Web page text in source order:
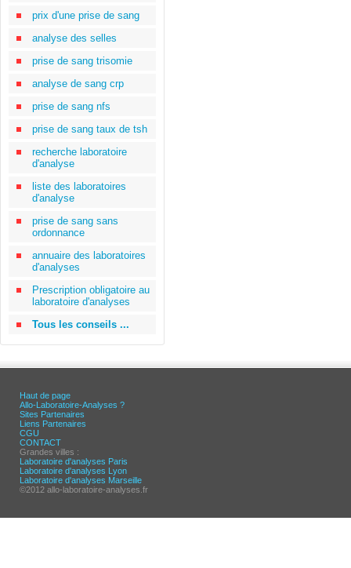
prix d'une prise de sang
analyse des selles
prise de sang trisomie
analyse de sang crp
prise de sang nfs
prise de sang taux de tsh
recherche laboratoire
d'analyse
liste des laboratoires
d'analyse
prise de sang sans
ordonnance
annuaire des laboratoires
d'analyses
Prescription obligatoire au
laboratoire d'analyses
Tous les conseils ...
Haut de page
Allo-Laboratoire-Analyses ?
Sites Partenaires
Liens Partenaires
CGU
CONTACT
Grandes villes :
Laboratoire d'analyses Paris
Laboratoire d'analyses Lyon
Laboratoire d'analyses Marseille
©2012 allo-laboratoire-analyses.fr